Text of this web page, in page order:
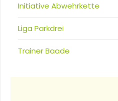
Initiative Abwehrkette
Liga Parkdrei
Trainer Baade